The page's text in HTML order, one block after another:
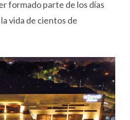
formado parte de los días
vida de cientos de